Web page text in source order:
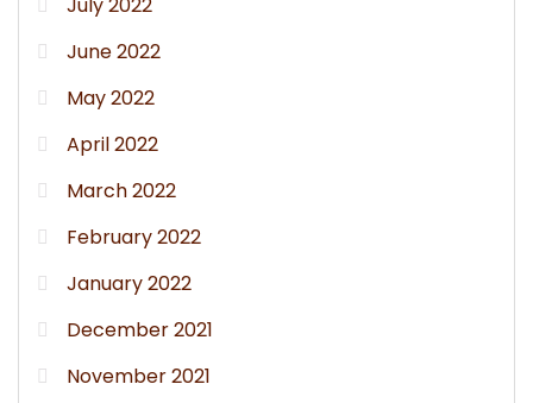
July 2022
June 2022
May 2022
April 2022
March 2022
February 2022
January 2022
December 2021
November 2021